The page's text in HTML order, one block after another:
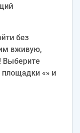
без
вживую,
Выберите
«» и